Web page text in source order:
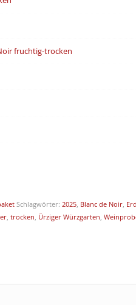
fruchtig-trocken
Schlagwörter:2025, Blanc de Noir,
,trocken, Ürziger Würzgarten,